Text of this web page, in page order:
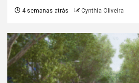
4 semanas atrás Cynthia Oliveira